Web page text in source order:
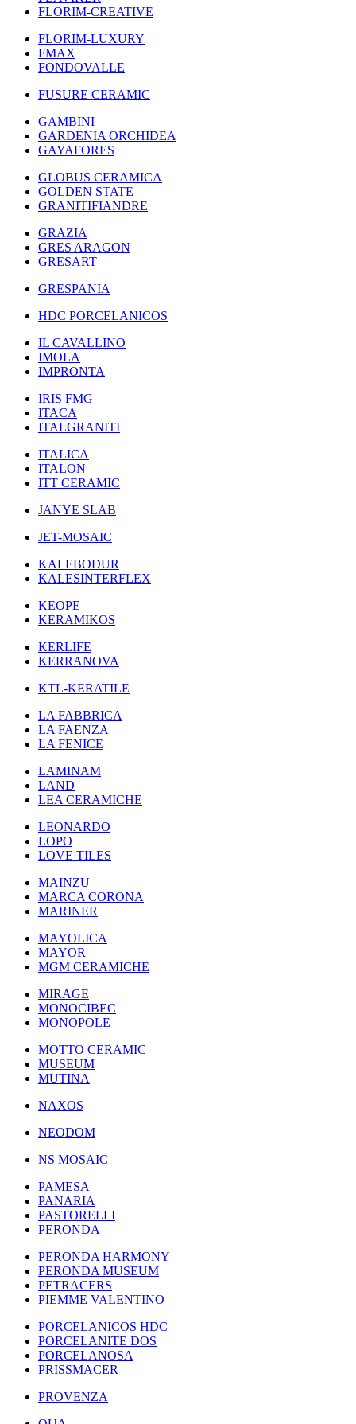
FLORIM-CREATIVE
FLORIM-LUXURY
FMAX
FONDOVALLE
FUSURE CERAMIC
GAMBINI
GARDENIA ORCHIDEA
GAYAFORES
GLOBUS CERAMICA
GOLDEN STATE
GRANITIFIANDRE
GRAZIA
GRES ARAGON
GRESART
GRESPANIA
HDC PORCELANICOS
IL CAVALLINO
IMOLA
IMPRONTA
IRIS FMG
ITACA
ITALGRANITI
ITALICA
ITALON
ITT CERAMIC
JANYE SLAB
JET-MOSAIC
KALEBODUR
KALESINTERFLEX
KEOPE
KERAMIKOS
KERLIFE
KERRANOVA
KTL-KERATILE
LA FABBRICA
LA FAENZA
LA FENICE
LAMINAM
LAND
LEA CERAMICHE
LEONARDO
LOPO
LOVE TILES
MAINZU
MARCA CORONA
MARINER
MAYOLICA
MAYOR
MGM CERAMICHE
MIRAGE
MONOCIBEC
MONOPOLE
MOTTO CERAMIC
MUSEUM
MUTINA
NAXOS
NEODOM
NS MOSAIC
PAMESA
PANARIA
PASTORELLI
PERONDA
PERONDA HARMONY
PERONDA MUSEUM
PETRACERS
PIEMME VALENTINO
PORCELANICOS HDC
PORCELANITE DOS
PORCELANOSA
PRISSMACER
PROVENZA